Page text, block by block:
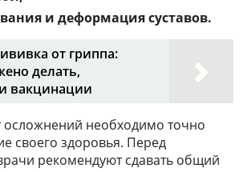
и деформация суставов.
от гриппа:
делать,
вакцинации
осложнений необходимо точно
своего здоровья. Перед
рекомендуют сдавать общий